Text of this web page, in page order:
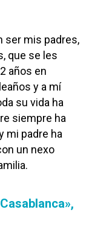
ser mis padres,
que se les
años en
y a mí
su vida ha
siempre ha
mi padre ha
un nexo